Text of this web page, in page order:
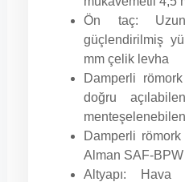
Ön taç:
güçlendirilmiş
mm çelik levha
Damperli
doğru
Damperli
Alman SAF-BPW
Altyapı: Hava